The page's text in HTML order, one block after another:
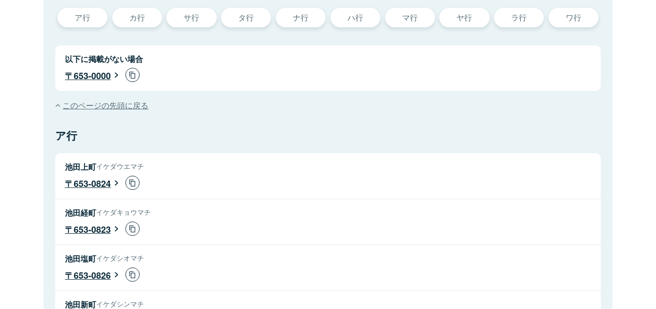
ア行 カ行 サ行 タ行 ナ行 ハ行 マ行 ヤ行 ラ行 ワ行
以下に掲載がない場合
653-0000
このページの先頭に戻る
ア行
池田上町イケダウエマチ
653-0824
池田経町イケダキョウマチ
653-0823
池田塩町イケダシオマチ
653-0826
池田新町イケダシンマチ